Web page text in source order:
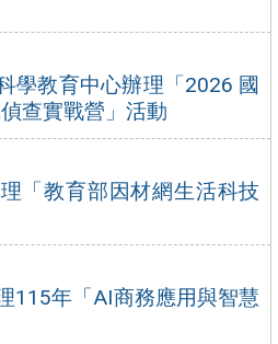
學教育中心辦理「2026 國
查實戰營」活動
「教育部因材網生活科技
115年「AI商務應用與智慧